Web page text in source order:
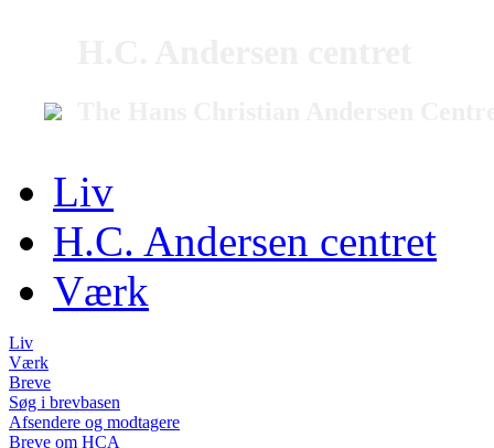
Liv
H.C. Andersen centret
Værk
Liv
Værk
Breve
Søg i brevbasen
Afsendere og modtagere
Breve om HCA